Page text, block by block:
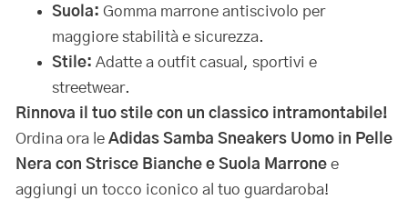
Suola: Gomma marrone antiscivolo per
maggiore stabilità e sicurezza.
Stile: Adatte a outfit casual, sportivi e
streetwear.
Rinnova il tuo stile con un classico intramontabile!
Ordina ora le Adidas Samba Sneakers Uomo in Pelle
Nera con Strisce Bianche e Suola Marrone e
aggiungi un tocco iconico al tuo guardaroba!